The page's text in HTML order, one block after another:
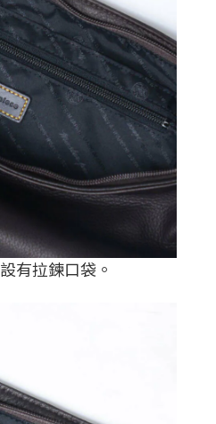
有拉鍊口袋。